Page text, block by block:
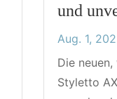
und
Aug. 1,
Die
Styletto